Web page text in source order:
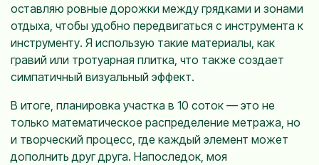
оставляю ровные дорожки между грядками и зонами
отдыха, чтобы удобно передвигаться с инструмента к
инструменту. Я использую такие материалы, как
гравий или тротуарная плитка, что также создает
симпатичный визуальный эффект.
В итоге, планировка участка в 10 соток — это не
только математическое распределение метража, но
и творческий процесс, где каждый элемент может
дополнить друг друга. Напоследок, моя